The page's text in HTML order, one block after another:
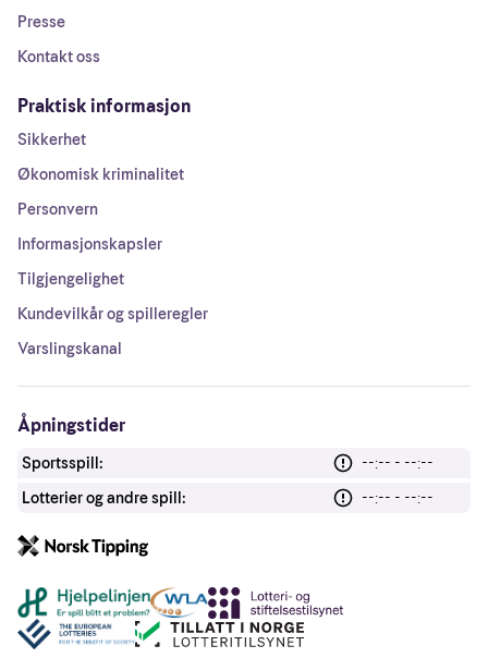
Presse
Kontakt oss
Praktisk informasjon
Sikkerhet
Økonomisk kriminalitet
Personvern
Informasjonskapsler
Tilgjengelighet
Kundevilkår og spilleregler
Varslingskanal
Åpningstider
Sportsspill:
--:-- - --:--
Lotterier og andre spill:
--:-- - --:--
Andre lenker